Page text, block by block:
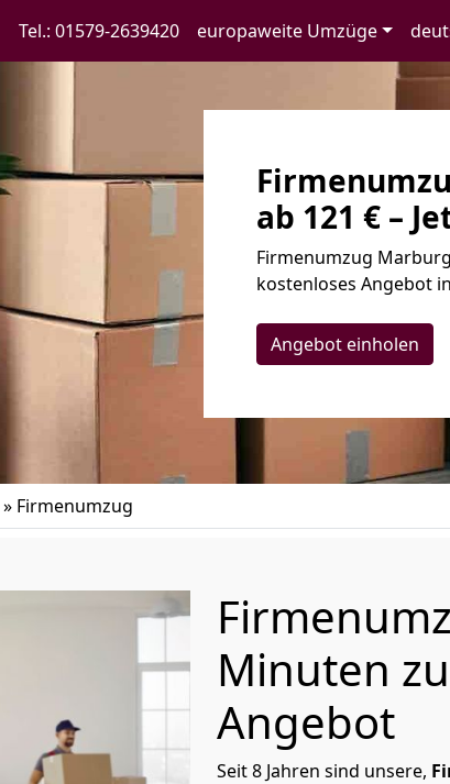
Tel.: 01579-2639420 europaweite Umzüge
ab 121 € –
Firmenumzug
kostenloses Angebot
Angebot einholen
» Firmenumzug
Minuten
Angebot
Seit 8 Jahren sind unsere,